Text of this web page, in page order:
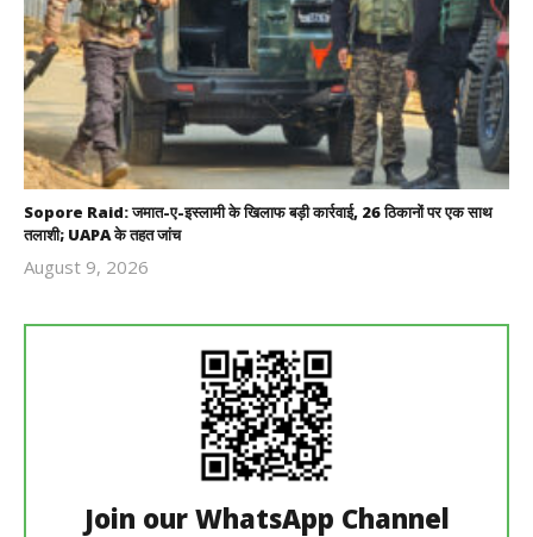
Sopore Raid: जमात-ए-इस्लामी के खिलाफ बड़ी कार्रवाई, 26 ठिकानों पर एक साथ
तलाशी; UAPA के तहत जांच
August 9, 2026
Join our WhatsApp Channel